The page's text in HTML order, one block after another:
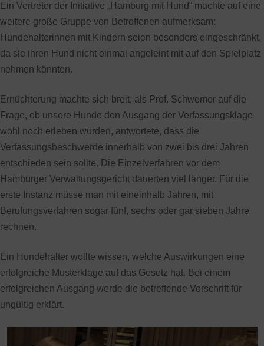
Ein Vertreter der Initiative „Hamburg mit Hund“ machte auf eine
weitere große Gruppe von Betroffenen aufmerksam:
Hundehalterinnen mit Kindern seien besonders eingeschränkt,
da sie ihren Hund nicht einmal angeleint mit auf den Spielplatz
nehmen könnten.
Ernüchterung machte sich breit, als Prof. Schwemer auf die
Frage, ob unsere Hunde den Ausgang der Verfassungsklage
wohl noch erleben würden, antwortete, dass die
Verfassungsbeschwerde innerhalb von zwei bis drei Jahren
entschieden sein sollte. Die Einzelverfahren vor dem
Hamburger Verwaltungsgericht dauerten viel länger. Für die
erste Instanz müsse man mit eineinhalb Jahren, mit
Berufungsverfahren sogar fünf, sechs oder gar sieben Jahre
rechnen.
Ein Hundehalter wollte wissen, welche Auswirkungen eine
erfolgreiche Musterklage auf das Gesetz hat. Bei einem
erfolgreichen Ausgang werde die betreffende Vorschrift für
ungültig erklärt.